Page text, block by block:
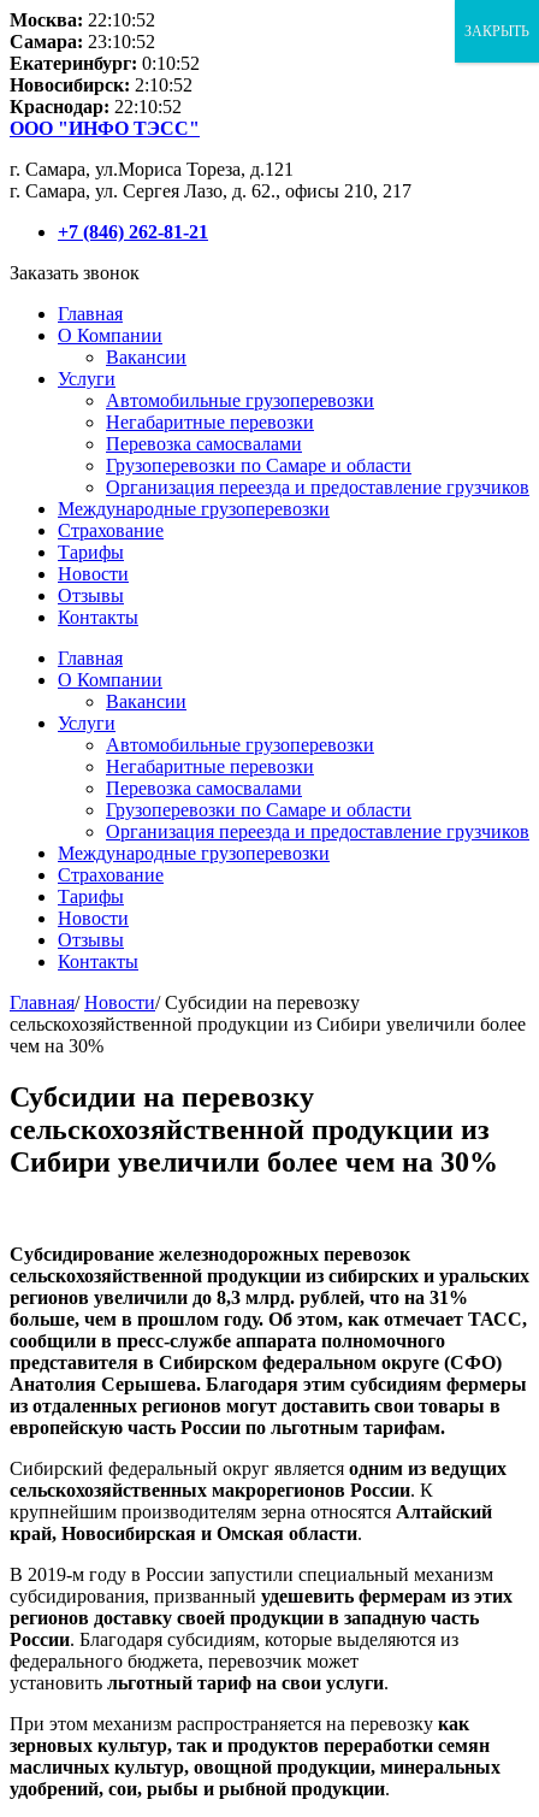
Москва: 22:10:52
Самара: 23:10:52
Екатеринбург: 0:10:52
Новосибирск: 2:10:52
Краснодар: 22:10:52
ООО "ИНФО ТЭСС"
г. Самара, ул.Мориса Тореза, д.121
г. Самара, ул. Сергея Лазо, д. 62., офисы 210, 217
+7 (846) 262-81-21
Заказать звонок
Главная
О Компании
Вакансии
Услуги
Автомобильные грузоперевозки
Негабаритные перевозки
Перевозка самосвалами
Грузоперевозки по Самаре и области
Организация переезда и предоставление грузчиков
Международные грузоперевозки
Страхование
Тарифы
Новости
Отзывы
Контакты
Главная
О Компании
Вакансии
Услуги
Автомобильные грузоперевозки
Негабаритные перевозки
Перевозка самосвалами
Грузоперевозки по Самаре и области
Организация переезда и предоставление грузчиков
Международные грузоперевозки
Страхование
Тарифы
Новости
Отзывы
Контакты
Главная/ Новости/ Субсидии на перевозку
сельскохозяйственной продукции из Сибири увеличили более
чем на 30%
Субсидии на перевозку
сельскохозяйственной продукции из
Сибири увеличили более чем на 30%
Субсидирование железнодорожных перевозок
сельскохозяйственной продукции из сибирских и уральских
регионов увеличили до 8,3 млрд. рублей, что на 31%
больше, чем в прошлом году. Об этом, как отмечает ТАСС,
сообщили в пресс-службе аппарата полномочного
представителя в Сибирском федеральном округе (СФО)
Анатолия Серышева. Благодаря этим субсидиям фермеры
из отдаленных регионов могут доставить свои товары в
европейскую часть России по льготным тарифам.
Сибирский федеральный округ является одним из ведущих
сельскохозяйственных макрорегионов России. К
крупнейшим производителям зерна относятся Алтайский
край, Новосибирская и Омская области.
В 2019-м году в России запустили специальный механизм
субсидирования, призванный удешевить фермерам из этих
регионов доставку своей продукции в западную часть
России. Благодаря субсидиям, которые выделяются из
федерального бюджета, перевозчик может
установить льготный тариф на свои услуги.
При этом механизм распространяется на перевозку как
зерновых культур, так и продуктов переработки семян
масличных культур, овощной продукции, минеральных
удобрений, сои, рыбы и рыбной продукции.
ЗАКРЫТЬ